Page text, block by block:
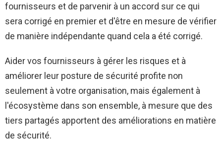
fournisseurs et de parvenir à un accord sur ce qui
sera corrigé en premier et d'être en mesure de vérifier
de manière indépendante quand cela a été corrigé.
Aider vos fournisseurs à gérer les risques et à
améliorer leur posture de sécurité profite non
seulement à votre organisation, mais également à
l'écosystème dans son ensemble, à mesure que des
tiers partagés apportent des améliorations en matière
de sécurité.